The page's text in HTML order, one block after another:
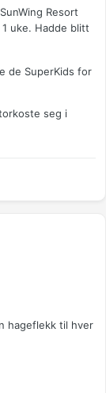
Resort
uke. Hadde blitt
de SuperKids for
seg i
hageflekk til hver